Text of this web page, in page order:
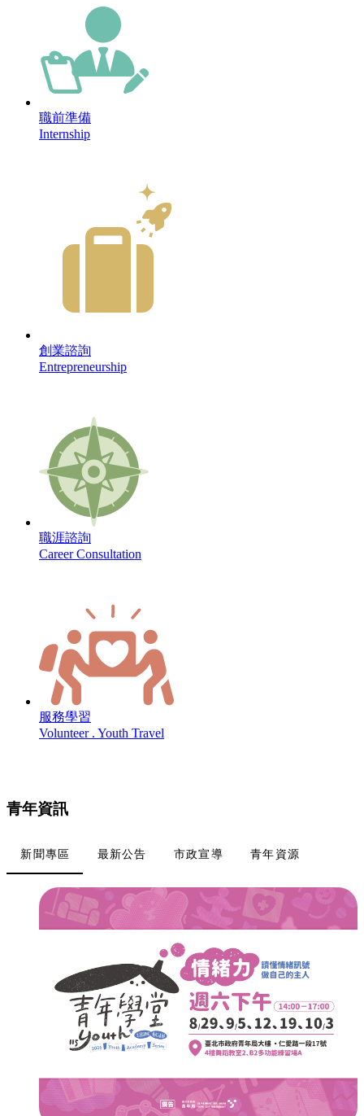
職前準備
Internship
創業諮詢
Entrepreneurship
職涯諮詢
Career Consultation
服務學習
Volunteer . Youth Travel
青年資訊
新聞專區 最新公告 市政宣導 青年資源